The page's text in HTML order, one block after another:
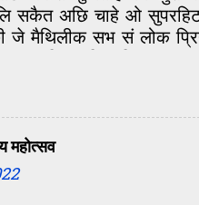
सकैत अछि चाहे ओ
जे मैथिलीक सभ सं लोक
अहां के एहि सवाल के
के क्लिक क लिख भेजु.
क्लिक कs अपन जवाब
पर
महोत्सव